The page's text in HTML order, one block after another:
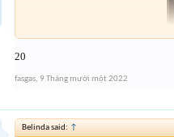
20
fasgas, 9 Tháng mười một 2022
Belinda said: ↑